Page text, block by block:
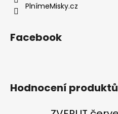
PlnímeMisky.cz
Facebook
Hodnocení produktů